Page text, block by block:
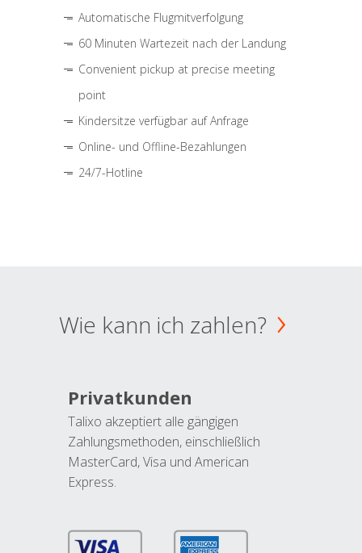
Automatische Flugmitverfolgung
60 Minuten Wartezeit nach der Landung
Convenient pickup at precise meeting
point
Kindersitze verfügbar auf Anfrage
Online- und Offline-Bezahlungen
24/7-Hotline
Wie kann ich zahlen?
Privatkunden
Talixo akzeptiert alle gängigen
Zahlungsmethoden, einschließlich
MasterCard, Visa und American
Express.